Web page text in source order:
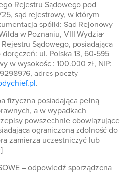
Rejestru Sądowego pod
sąd rejestrowy, w którym
spółki: Sąd Rejonowy
w Poznaniu, VIII Wydział
Sądowego, posiadająca
ul. Polska 13, 60-595
w wysokości: 100.000 zł, NIP:
adres poczty
.
fizyczna posiadająca pełną
a w wypadkach
powszechnie obowiązujące
ograniczoną zdolność do
zamierza uczestniczyć lub
– odpowiedź sporządzona